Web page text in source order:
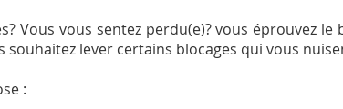
Vous vous sentez perdu(e)? vous éprouvez le
lever certains blocages qui vous
: